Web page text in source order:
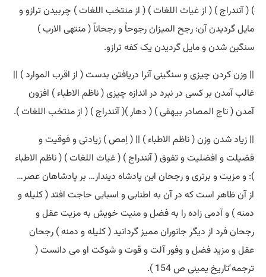
) ( آنندراج ) ( از غیاث اللغات ) ( از منتخب اللغات ) چربیدن ترازو و
مایل گردیدن آن: رجح المیزان رجوحاً و رجحاناً ( منتهی الارب )
سنگین شدن و مایل گردیدن یک کفه ترازو.
|| وزن کردن چیزی و سنگینی آنرا دریافتن بدست ( از اقرب الموارد ) ||
غالب آمدن بر کسی در نبرد در اندازه چیزی ( ناظم الاطباء ) افزون
آمدن ( تاج المصادر بیهقی ) ( دهار )( آنندراج ) ( از منتخب اللغات ).
|| زیاد شدن وزن ( ناظم الاطباء ) || ( اِمص ) زیادتی و فوقیت و
فضیلت و افضلیت و تفوق ( آنندراج ) ( غیاث اللغات ) ( ناظم الاطباء
): و مزیت و برتری و رجحان این پادشاه دیندار… بر پادشاهان عصر…
از آن ظاهر است که در آن به اطنابی و اسبابی حاجت افتد ( کلیله و
دمنه ) و آدمی زاده را به فضل و منیت خویش به مزیت عقل و
رجحان فرد از دیگر جانوران ممیز گردانید ( کلیله و دمنه ) رجحان
عقل و مزید فضل و وفور آلت و قوت و شوکت او می دانست (
ترجمه ٔتاریخ یمینی ص 154 ).